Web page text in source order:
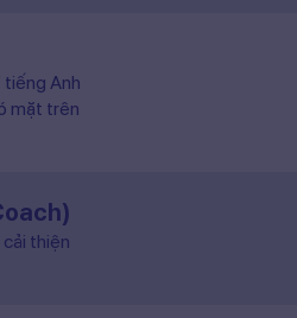
tiếng Anh
mặt trên
thiện